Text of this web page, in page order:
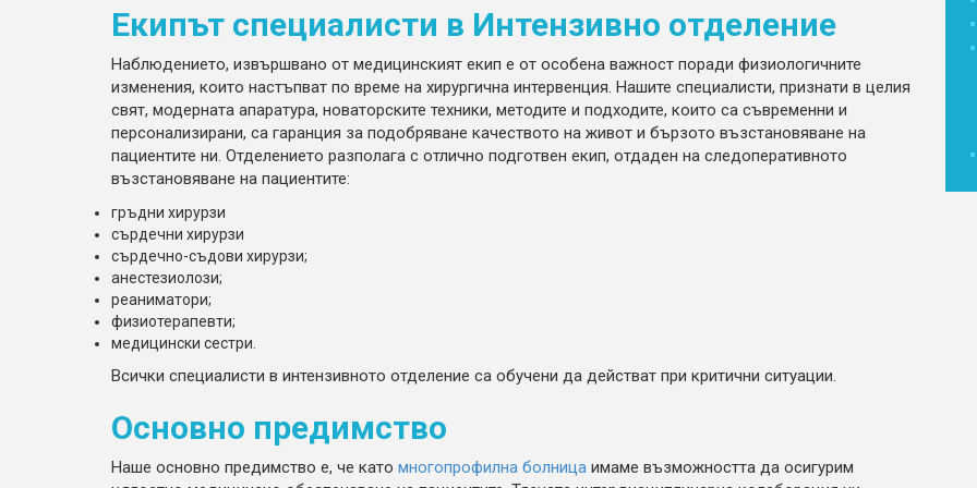
Екипът специалисти в Интензивно отделение
Наблюдението, извършвано от медицинският екип е от особена важност поради физиологичните
изменения, които настъпват по време на хирургична интервенция. Нашите специалисти, признати в целия
свят, модерната апаратура, новаторските техники, методите и подходите, които са съвременни и
персонализирани, са гаранция за подобряване качеството на живот и бързото възстановяване на
пациентите ни. Отделението разполага с отлично подготвен екип, отдаден на следоперативното
възстановяване на пациентите:
гръдни хирурзи
сърдечни хирурзи
сърдечно-съдови хирурзи;
анестезиолози;
реаниматори;
физиотерапевти;
медицински сестри.
Всички специалисти в интензивното отделение са обучени да действат при критични ситуации.
Основно предимство
Наше основно предимство е, че като многопрофилна болница имаме възможността да осигурим